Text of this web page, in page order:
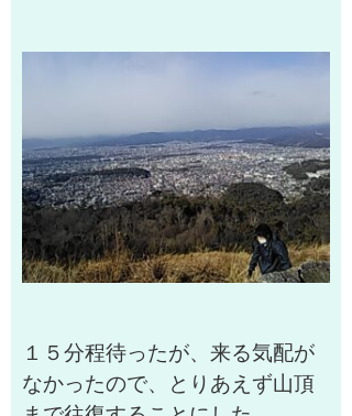
１５分程待ったが、来る気配が
なかったので、とりあえず山頂